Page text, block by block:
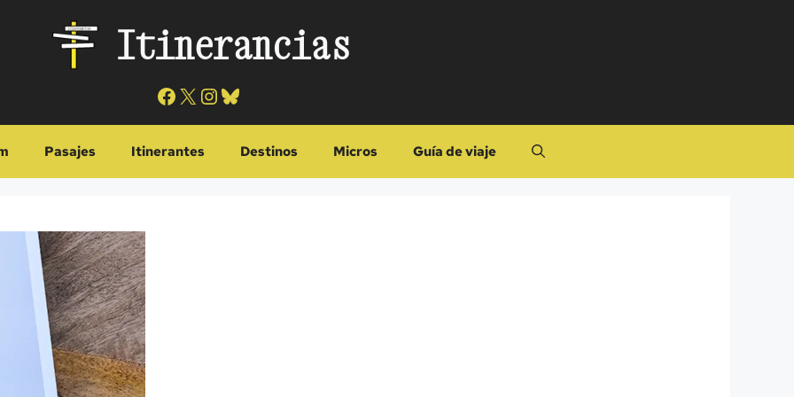
Itinerancias
Facebook
X Instagram
Bluesky
Pasajes Itinerantes Destinos Micros Guía de viaje